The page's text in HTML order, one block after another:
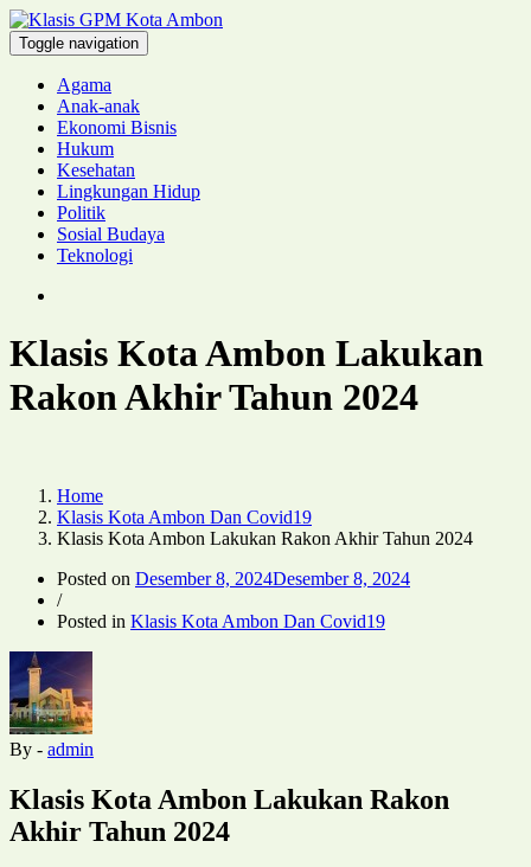
Toggle navigation
Agama
Anak-anak
Ekonomi Bisnis
Hukum
Kesehatan
Lingkungan Hidup
Politik
Sosial Budaya
Teknologi
Klasis Kota Ambon Lakukan
Rakon Akhir Tahun 2024
Home
Klasis Kota Ambon Dan Covid19
Klasis Kota Ambon Lakukan Rakon Akhir Tahun 2024
Posted on Desember 8, 2024Desember 8, 2024
/
Posted in Klasis Kota Ambon Dan Covid19
By - admin
Klasis Kota Ambon Lakukan Rakon
Akhir Tahun 2024